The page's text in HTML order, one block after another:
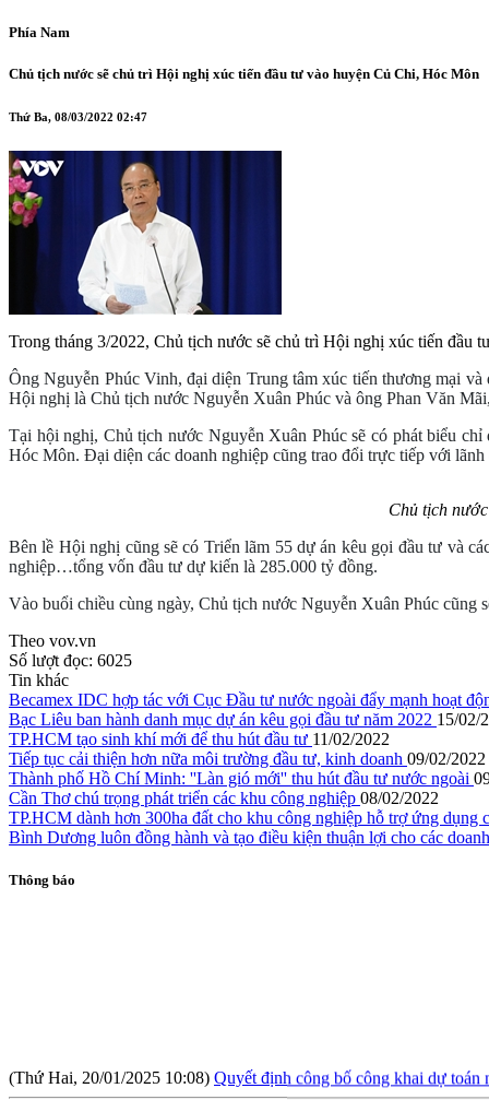
Phía Nam
Chủ tịch nước sẽ chủ trì Hội nghị xúc tiến đầu tư vào huyện Củ Chi, Hóc Môn
Thứ Ba, 08/03/2022 02:47
Trong tháng 3/2022, Chủ tịch nước sẽ chủ trì Hội nghị xúc tiến đầu
Ông Nguyễn Phúc Vinh, đại diện Trung tâm xúc tiến thương mại
Hội nghị là Chủ tịch nước Nguyễn Xuân Phúc và ông Phan Văn
Tại hội nghị, Chủ tịch nước Nguyễn Xuân Phúc sẽ có phát biểu
Hóc Môn. Đại diện các doanh nghiệp cũng trao đổi trực tiếp với
Chủ tịch
Bên lề Hội nghị cũng sẽ có Triển lãm 55 dự án kêu gọi đầu tư và
nghiệp…tổng vốn đầu tư dự kiến là 285.000 tỷ đồng.
Vào buổi chiều cùng ngày, Chủ tịch nước Nguyễn Xuân Phúc
Theo vov.vn
Số lượt đọc: 6025
Tin khác
Becamex IDC hợp tác với Cục Đầu tư nước ngoài đẩy mạnh hoạt
Bạc Liêu ban hành danh mục dự án kêu gọi đầu tư năm 2022 15/02/
TP.HCM tạo sinh khí mới để thu hút đầu tư 11/02/2022
Tiếp tục cải thiện hơn nữa môi trường đầu tư, kinh doanh 09/02/2022
Thành phố Hồ Chí Minh: ''Làn gió mới'' thu hút đầu tư nước ngoài
Cần Thơ chú trọng phát triển các khu công nghiệp 08/02/2022
TP.HCM dành hơn 300ha đất cho khu công nghiệp hỗ trợ ứng dụng
Bình Dương luôn đồng hành và tạo điều kiện thuận lợi cho các
Thông báo
(Thứ Tư, 09/10/2024 04:19) Cục Đầu tư nước ngoài công khai dự